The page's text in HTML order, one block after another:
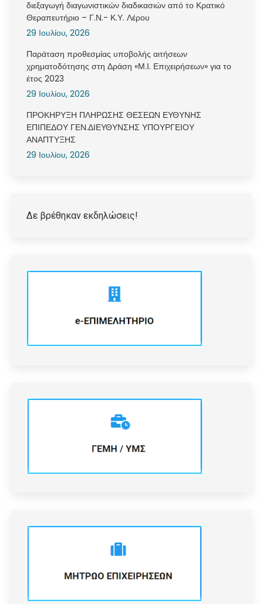
διεξαγωγή διαγωνιστικών διαδικασιών από το Κρατικό
Θεραπευτήριο – Γ.Ν.- Κ.Υ. Λέρου
29 Ιουλίου, 2026
Παράταση προθεσμίας υποβολής αιτήσεων
χρηματοδότησης στη Δράση «Μ.Ι. Επιχειρήσεων» για το
έτος 2023
29 Ιουλίου, 2026
ΠΡΟΚΗΡΥΞΗ ΠΛΗΡΩΣΗΣ ΘΕΣΕΩΝ ΕΥΘΥΝΗΣ
ΕΠΙΠΕΔΟΥ ΓΕΝ.ΔΙΕΥΘΥΝΣΗΣ ΥΠΟΥΡΓΕΙΟΥ
ΑΝΑΠΤΥΞΗΣ
29 Ιουλίου, 2026
Δε βρέθηκαν εκδηλώσεις!